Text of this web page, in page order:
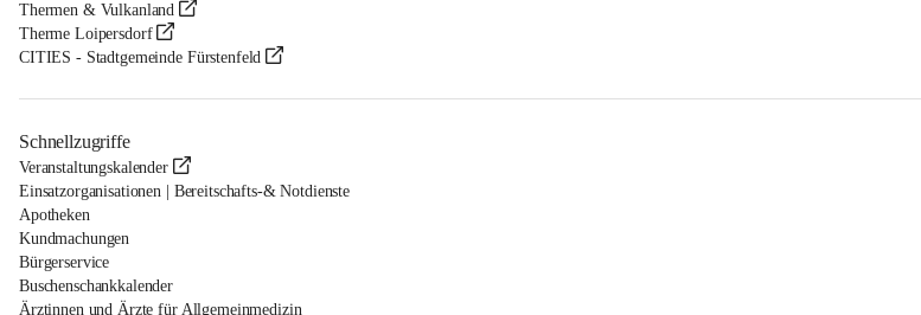
Thermen & Vulkanland
Therme Loipersdorf
CITIES - Stadtgemeinde Fürstenfeld
Schnellzugriffe
Veranstaltungskalender
Einsatzorganisationen | Bereitschafts-& Notdienste
Apotheken
Kundmachungen
Bürgerservice
Buschenschankkalender
Ärztinnen und Ärzte für Allgemeinmedizin